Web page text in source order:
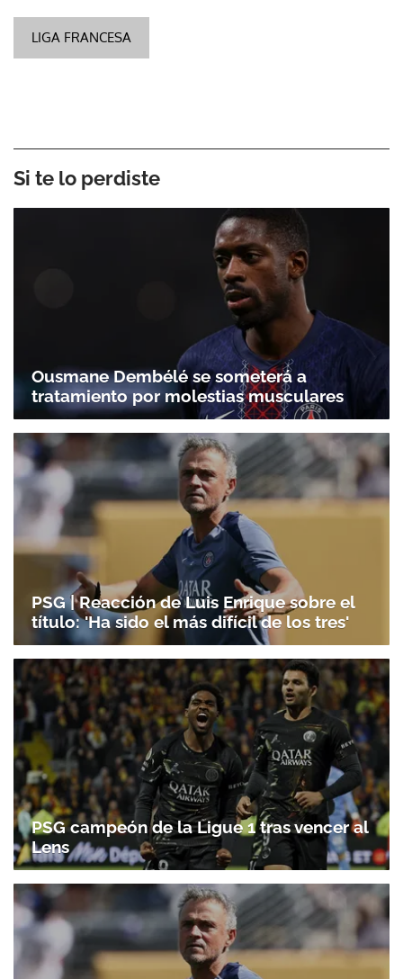
LIGA FRANCESA
Si te lo perdiste
Ousmane Dembélé se someterá a
tratamiento por molestias musculares
PSG | Reacción de Luis Enrique sobre el
título: 'Ha sido el más difícil de los tres'
PSG campeón de la Ligue 1 tras vencer al
Lens